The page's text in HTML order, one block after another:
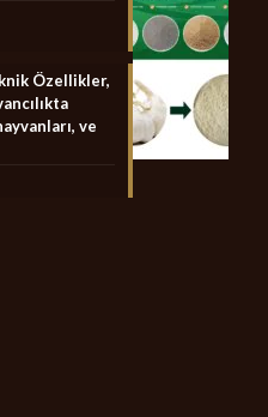
Özellikler,
ve